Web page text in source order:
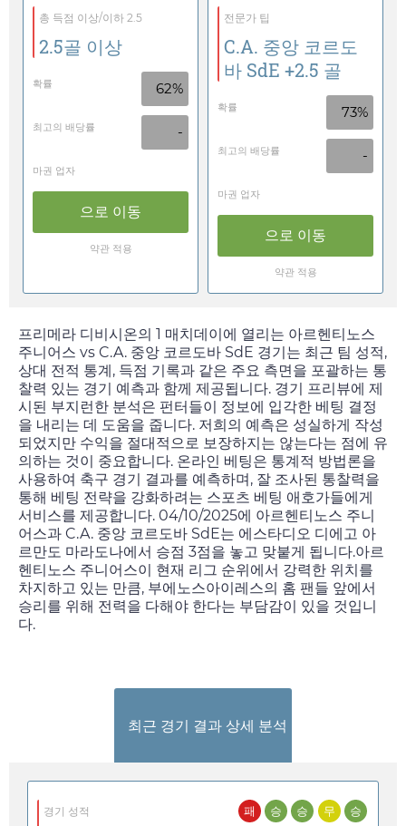
총 득점 이상/이하 2.5
2.5골 이상
확률 62%
최고의 배당률 -
마권 업자
으로 이동
약관 적용
전문가 팁
C.A. 중앙 코르도
바 SdE +2.5 골
확률 73%
최고의 배당률 -
마권 업자
으로 이동
약관 적용
프리메라 디비시온의 1 매치데이에 열리는 아르헨티노스
주니어스 vs C.A. 중앙 코르도바 SdE 경기는 최근 팀 성적,
상대 전적 통계, 득점 기록과 같은 주요 측면을 포괄하는 통
찰력 있는 경기 예측과 함께 제공됩니다. 경기 프리뷰에 제
시된 부지런한 분석은 펀터들이 정보에 입각한 베팅 결정
을 내리는 데 도움을 줍니다. 저희의 예측은 성실하게 작성
되었지만 수익을 절대적으로 보장하지는 않는다는 점에 유
의하는 것이 중요합니다. 온라인 베팅은 통계적 방법론을
사용하여 축구 경기 결과를 예측하며, 잘 조사된 통찰력을
통해 베팅 전략을 강화하려는 스포츠 베팅 애호가들에게
서비스를 제공합니다. 04/10/2025에 아르헨티노스 주니
어스과 C.A. 중앙 코르도바 SdE는 에스타디오 디에고 아
르만도 마라도나에서 승점 3점을 놓고 맞붙게 됩니다.아르
헨티노스 주니어스이 현재 리그 순위에서 강력한 위치를
차지하고 있는 만큼, 부에노스아이레스의 홈 팬들 앞에서
승리를 위해 전력을 다해야 한다는 부담감이 있을 것입니
다.
최근 경기 결과 상세 분석
경기 성적 패 승 승 무 승